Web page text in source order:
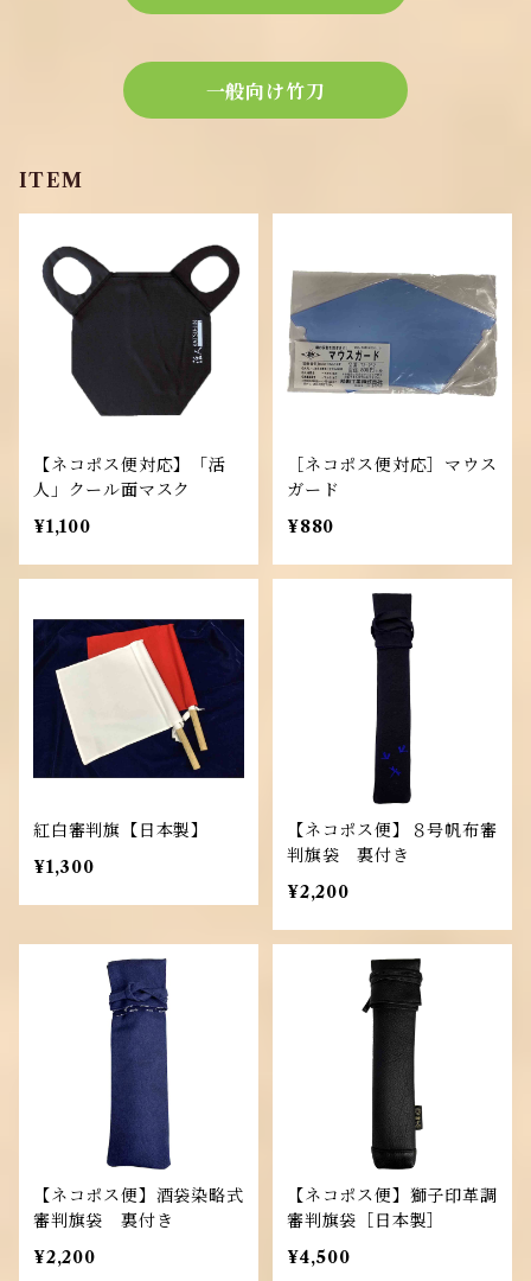
一般向け竹刀
ITEM
【ネコポス便対応】「活
人」クール面マスク
¥1,100
［ネコポス便対応］マウス
ガード
¥880
紅白審判旗【日本製】
¥1,300
【ネコポス便】８号帆布審
判旗袋 裏付き
¥2,200
【ネコポス便】酒袋染略式
審判旗袋 裏付き
¥2,200
【ネコポス便】獅子印革調
審判旗袋［日本製］
¥4,500